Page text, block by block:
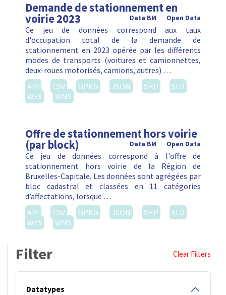
Demande de stationnement en
voirie 2023 Open Data
Data BM
Ce jeu de données correspond aux taux
d'occupation total de la demande de
stationnement en 2023 opérée par les différents
modes de transports (voitures et camionnettes,
deux-roues motorisés, camions, autres) …
API
CSV GPKG JSON SHP
SLD
WFS
WMS
Offre de stationnement hors voirie
(par block) Open Data
Data BM
Ce jeu de données correspond à l'offre de
stationnement hors voirie de la Région de
Bruxelles-Capitale. Les données sont agrégées par
bloc cadastral et classées en 11 catégories
d’affectations, lorsque …
API
CSV GPKG JSON SHP
SLD
WFS
WMS
Filter Clear Filters
Datatypes